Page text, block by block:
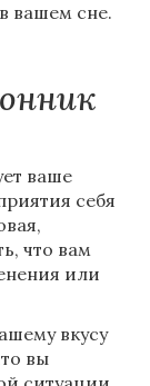
вашем сне.
ваше
себя
что вам
или
вкусу
вы